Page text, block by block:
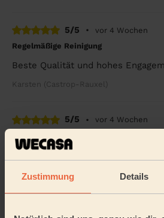
Zustimmung Details
5/5 •
vor 4 Wochen
Regelmäßige Reinigung
Beste Qualität und hohes
Karsten (Castrop-Rauxel)
5/5 •
vor 4 Wochen
wurde, obwohl es einiges zu tun